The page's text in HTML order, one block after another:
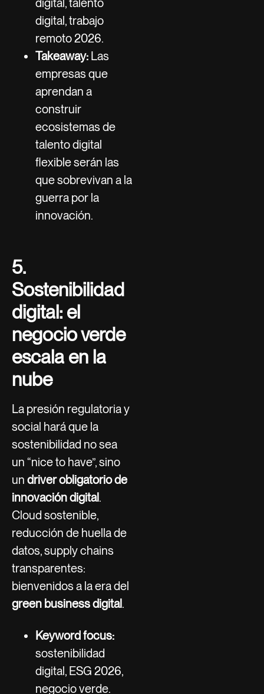
digital, talento
digital, trabajo
remoto 2026.
Takeaway: Las
empresas que
aprendan a
construir
ecosistemas de
talento digital
flexible serán las
que sobrevivan a la
guerra por la
innovación.
5.
Sostenibilidad
digital: el
negocio verde
escala en la
nube
La presión regulatoria y
social hará que la
sostenibilidad no sea
un “nice to have”, sino
un driver obligatorio de
innovación digital.
Cloud sostenible,
reducción de huella de
datos, supply chains
transparentes:
bienvenidos a la era del
green business digital.
Keyword focus:
sostenibilidad
digital, ESG 2026,
negocio verde.